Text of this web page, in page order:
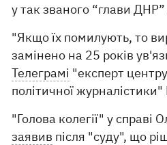
у так званого “глави
"Якщо їх помилують, то
замінено на 25 років
Телеграмі "експерт
політичної
"Голова колегії" у справі
заявив після "суду", що